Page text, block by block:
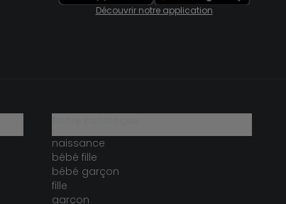
Découvrir notre application
naissance
bébé fille
bébé garçon
fille
garçon